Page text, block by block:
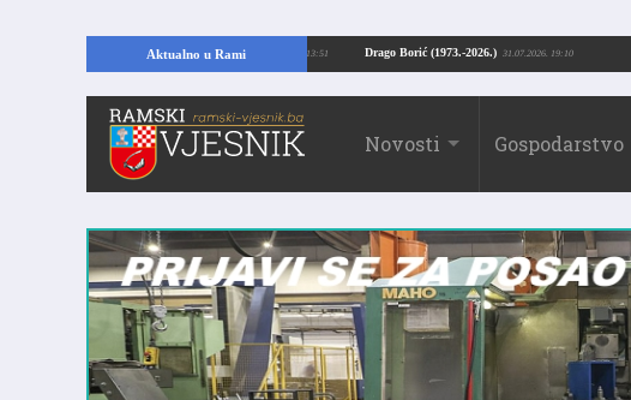
Aktualno u Rami Drago Borić (1973.-2026.) 31.07.2026.
temelje kuće, pronašao vrijedne arheološke ostatke 24.07.2026. 13:51
Novosti Gospodarstvo